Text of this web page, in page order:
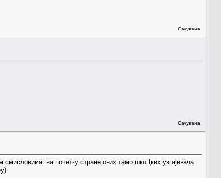
Сачувана
Сачувана
на почетку стране оних тамо шкоЦких узгајивача
)